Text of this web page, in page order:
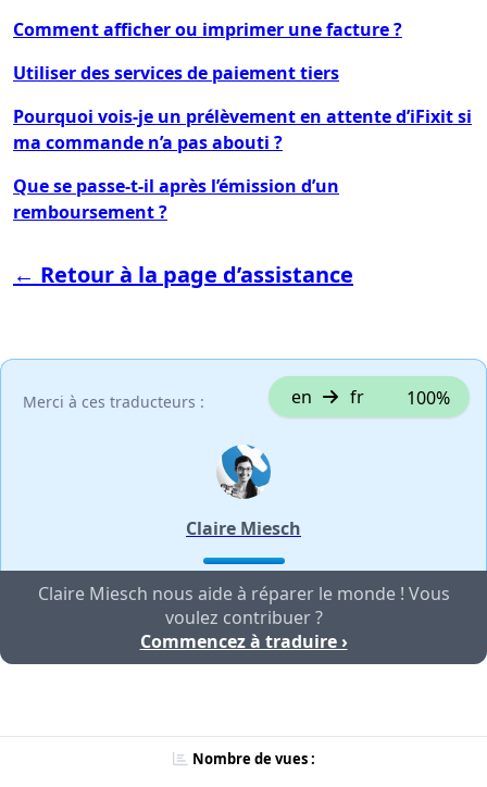
Comment afficher ou imprimer une facture ?
Utiliser des services de paiement tiers
Pourquoi vois-je un prélèvement en attente d’iFixit si
ma commande n’a pas abouti ?
Que se passe-t-il après l’émission d’un
remboursement ?
← Retour à la page d’assistance
Merci à ces traducteurs : en fr 100%
Claire Miesch
Claire Miesch nous aide à réparer le monde ! Vous
voulez contribuer ?
Commencez à traduire ›
Nombre de vues :